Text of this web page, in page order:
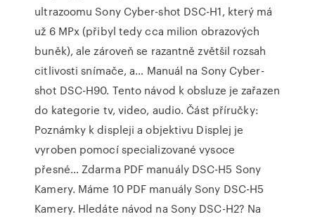
ultrazoomu Sony Cyber-shot DSC-H1, který má
už 6 MPx (přibyl tedy cca milion obrazových
buněk), ale zároveň se razantně zvětšil rozsah
citlivosti snímače, a… Manuál na Sony Cyber-
shot DSC-H90. Tento návod k obsluze je zařazen
do kategorie tv, video, audio. Část příručky:
Poznámky k displeji a objektivu Displej je
vyroben pomocí specializované vysoce
přesné… Zdarma PDF manuály DSC-H5 Sony
Kamery. Máme 10 PDF manuály Sony DSC-H5
Kamery. Hledáte návod na Sony DSC-H2? Na